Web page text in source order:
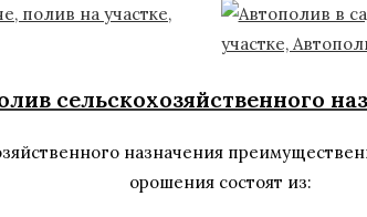
сельскохозяйственного
назначения
орошения состоят из: